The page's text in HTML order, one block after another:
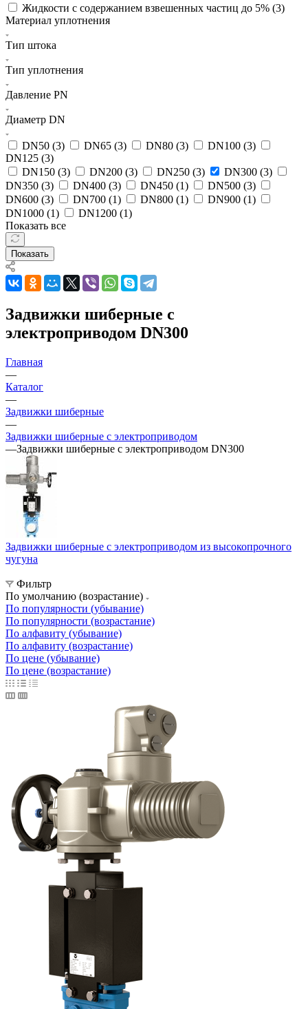
Жидкости с содержанием взвешенных частиц до 5% (3)
Материал уплотнения
Тип штока
Тип уплотнения
Давление PN
Диаметр DN
DN50 (3) DN65 (3) DN80 (3) DN100 (3)
DN125 (3)
DN150 (3) DN200 (3) DN250 (3) DN300 (3)
DN350 (3) DN400 (3) DN450 (1) DN500 (3)
DN600 (3) DN700 (1) DN800 (1) DN900 (1)
DN1000 (1) DN1200 (1)
Показать все
Показать
Задвижки шиберные с
электроприводом DN300
Главная
—
Каталог
—
Задвижки шиберные
—
Задвижки шиберные с электроприводом
—Задвижки шиберные с электроприводом DN300
Задвижки шиберные с электроприводом из высокопрочного
чугуна
Фильтр
По умолчанию (возрастание)
По популярности (убывание)
По популярности (возрастание)
По алфавиту (убывание)
По алфавиту (возрастание)
По цене (убывание)
По цене (возрастание)